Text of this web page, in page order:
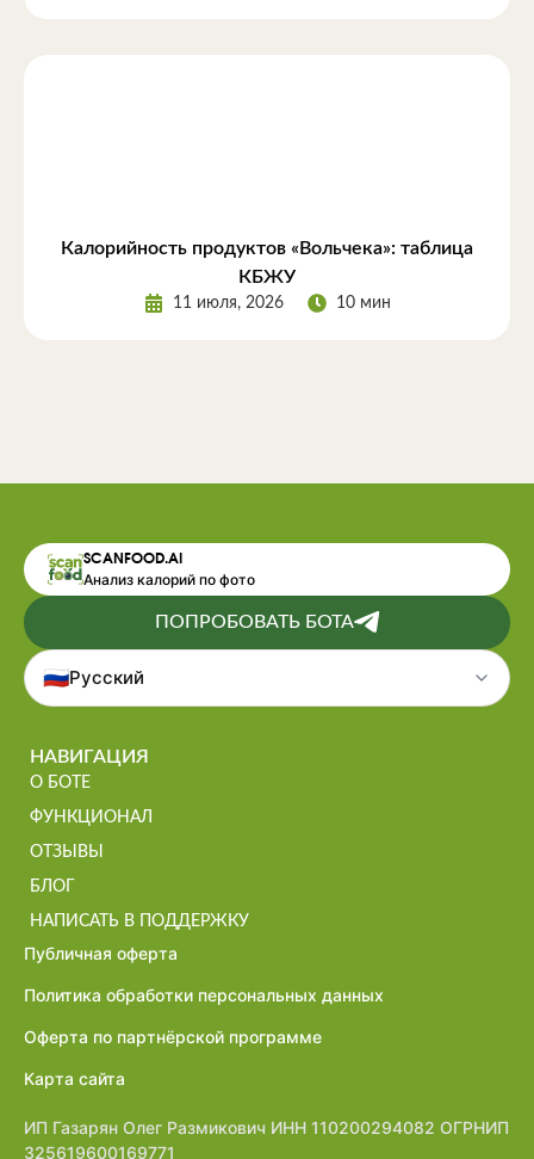
Калорийность продуктов «Вольчека»: таблица
КБЖУ
11 июля, 2026 10 мин
SCANFOOD.AI
Анализ калорий по фото
ПОПРОБОВАТЬ БОТА
🇷🇺Русский
НАВИГАЦИЯ
О БОТЕ
ФУНКЦИОНАЛ
ОТЗЫВЫ
БЛОГ
НАПИСАТЬ В ПОДДЕРЖКУ
Публичная оферта
Политика обработки персональных данных
Оферта по партнёрской программе
Карта сайта
ИП Газарян Олег Размикович ИНН 110200294082 ОГРНИП
325619600169771